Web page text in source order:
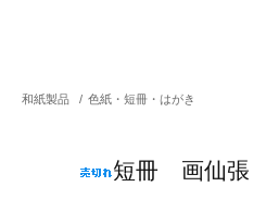
和紙製品 / 色紙・短冊・はがき
短冊 画仙張